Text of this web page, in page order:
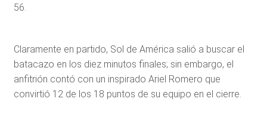
56.
Claramente en partido, Sol de América salió a buscar el
batacazo en los diez minutos finales; sin embargo, el
anfitrión contó con un inspirado Ariel Romero que
convirtió 12 de los 18 puntos de su equipo en el cierre.